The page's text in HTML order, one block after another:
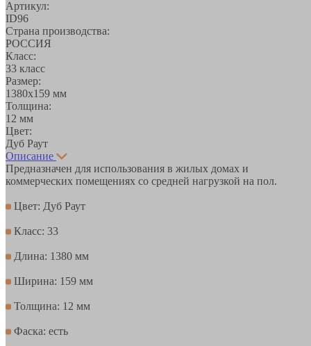
Артикул:
ID96
Страна производства:
РОССИЯ
Класс:
33 класс
Размер:
1380х159 мм
Толщина:
12 мм
Цвет:
Дуб Раут
Описание
Предназначен для использования в жилых домах и
коммерческих помещениях со средней нагрузкой на пол.
Цвет: Дуб Раут
Класс: 33
Длина: 1380 мм
Ширина: 159 мм
Толщина: 12 мм
Фаска: есть